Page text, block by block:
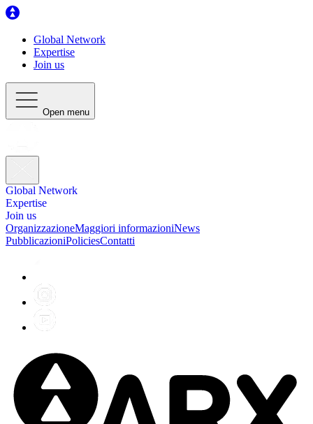
Global Network
Expertise
Join us
Open menu
Global Network
Expertise
Join us
OrganizzazioneMaggiori informazioniNews
PubblicazioniPoliciesContatti